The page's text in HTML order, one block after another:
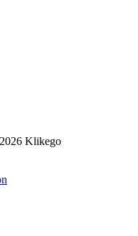
Klikego